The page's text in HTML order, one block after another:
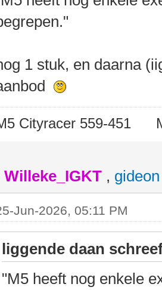
1 stuk, en daarna
Cityracer 559-451
Willeke_IGKT , gideon
Jun-2026, 05:11 PM
liggende daan
"M5 heeft nog enkele